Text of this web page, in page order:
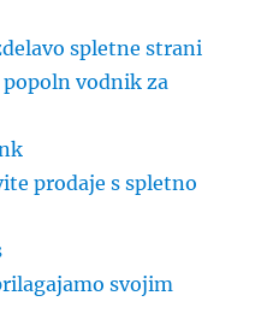
spletne strani
vodnik za
prodaje s spletno
svojim